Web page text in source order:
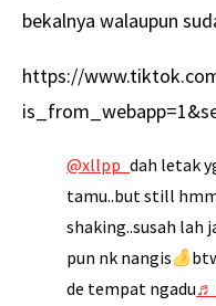
bekalnya walaupun
https://
@xllpp_ dah letak
tamu..but still
shaking..susah lah
pun nk nangis
de tempat ngadu♬